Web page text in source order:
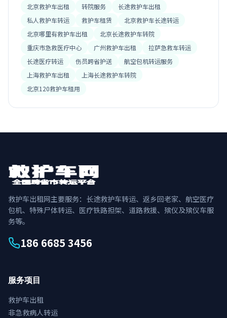
北京救护车出租
转院服务
长途救护车出租
私人救护车转运
救护车租赁
北京救护车长途转运
北京哪里有救护车出租
北京长途救护车转院
重庆市急救医疗中心
广州救护车出租
拉萨急救车转运
长途医疗转运
伤员跨省护送
航空包机转运服务
上海救护车出租
上海长途救护车转院
北京120救护车租用
救护车出租网主要服务：长途救护车转运、返乡回老家、航空医疗
包机、特殊尸体转运、医疗铁路担架、道路救援、殡仪及殡仪车服
务等。
186 6685 3456
服务项目
救护车出租
非急救病人转运